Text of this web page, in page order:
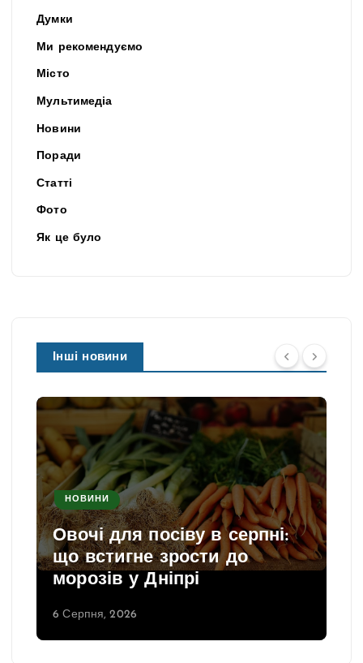
Думки
Ми рекомендуємо
Місто
Мультимедіа
Новини
Поради
Статті
Фото
Як це було
Інші новини
НОВИНИ
Овочі для посіву в серпні:
що встигне зрости до
морозів у Дніпрі
6 Серпня, 2026